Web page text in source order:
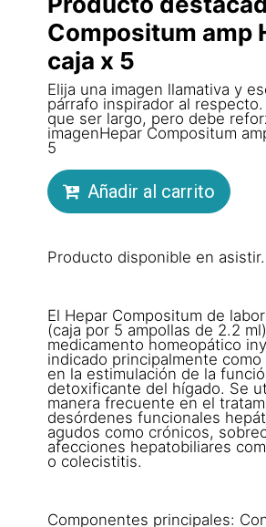
Compositum amp
caja x 5
Elija una imagen llamativa y
párrafo inspirador al
que ser largo, pero debe
imagenHepar Compositum
5
Añadir al carrito
Producto disponible en
El Hepar Compositum de
(caja por 5 ampollas de 2.2
medicamento homeopático
indicado principalmente
en la estimulación de la
detoxificante del hígado. Se
manera frecuente en el
desórdenes funcionales
agudos como crónicos,
afecciones hepatobiliares
o colecistitis.
Componentes principales: